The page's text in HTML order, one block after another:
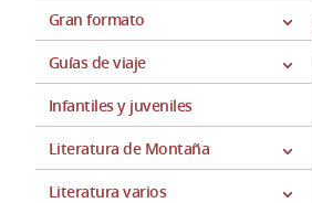
Gran formato
Guías de viaje
Infantiles y juveniles
Literatura de Montaña
Literatura varios